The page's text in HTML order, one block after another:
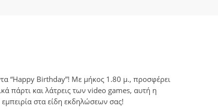
“Happy Birthday”! Με μήκος 1.80 μ., προσφέρει
πάρτι και λάτρεις των video games, αυτή η
στα είδη εκδηλώσεων σας!